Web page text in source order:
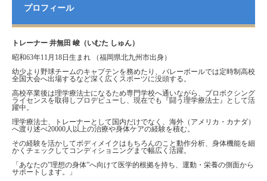
プロフィール
トレーナー 井無田 峻（いむた しゅん）
昭和63年11月18日生まれ （福岡県北九州市出身）
幼少より野球チームのキャプテンを務めたり、バレーボールでは定時制高校
全国大会へ出場するなど深く広くスポーツに没頭する。
高校卒業後は理学療法士になるため専門学校へ通いながら、プロボクシング
ライセンスを取得しプロデビューし、現在でも『闘う理学療法士』として活
躍中。
理学療法士、トレーナーとして国内だけでなく、海外（アメリカ・カナダ）
へ渡り述べ20000人以上の治療や身体ケアの経験を積む。
その経験を活かしてボディメイクはもちろんのこと動作分析、身体機能を細
かくチェックしてコンディショニングまで幅広く活躍。
「あなたの”理想の身体”へ向けて医学的根拠を持ち、運動・栄養の側面から
サポートします。」